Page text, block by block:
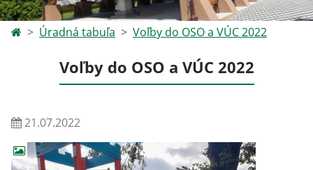
Úradná tabuľa Voľby do OSO a VÚC 2022
Voľby do OSO a VÚC 2022
21.07.2022